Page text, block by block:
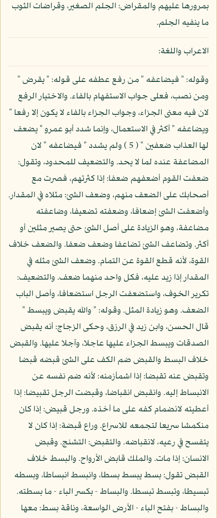
بمرورها عليهم والمقراض: الجلم الصغير، وقراضات الثوب
ما ينفيه الجلم.
الاعراب واللغة:
وقوله: " فيضاعفه " من رفع عطفه على قوله: " يقرض "
ومن نصب، فعلى جواب الاستفهام بالفاء. والاختيار الرفع
لان فيه معنى الجزاء، وجواب الجزاء بالفاء لا يكون إلا رفعا "
ويضاعفه " أكثر في الاستعمال، وإنما شدد أبو عمرو " يضعف
لها العذاب ضعفين " ( 5 ) ولم يشدد " فيضاعفه " لان
المضاعفة عنده لما لا يحد. والتضعيف للمحدود، وتقول:
ضعفت القوم أضعفهم ضعفا: إذا كثرتهم، فصرت مع
أصحابك على الضعف منهم، وضعف الشئ: مثلاه في المقدار.
وأضعفت الشئ إضعافا، وضعفته تضعيفا، وضاعفته
مضاعفة، وهو الزيادة على أصل الشئ حتى يصير مثلين أو
أكثر. وتضاعف الشئ تضاعفا وضعف ضعفا. والضعف خلاف
القوة، لأنه قطع القوة عن التمام. وضعف الشئ مثله في
المقدار إذا زيد عليه، فكل واحد منهما ضعف. والتضعيف:
تكرير الخوف، واستضعفت الرجل استضعافا، وأصل الباب
الضعف. وهو زيادة المثل. وقوله: " والله يقبض ويبسط "
قال الحسن، وابن زيد في الرزق، وحكى الزجاج: أنه يقبض
الصدقات ويبسط الجزاء عليها عاجلا، وآجلا عليها. والقبض
خلاف البسط والقبض ضم الكف على الشئ قبضه قبضا
وتقبض عنه تقبضا: إذا اشمأزمنه: لأنه ضم نفسه عن
الانبساط إليه. وانقبض انقباضا، وقبضت الرجل تقبيضا: إذا
أعطيته لانضمام كفه على ما أخذه. ورجل قبيض: إذا كان
منكمشا سريعا لتجمعه للاسراع. وراع قبضة: إذا كان لا
يتفسح في رعيه، لانقباضه. والتقبض: التشنج. وقبض
الانسان: إذا مات. والملك قابض الأرواح. والبسط خلاف
القبض تقول: بسط يبسط بسطا، وانبسط انبساطا، وبسطه
تبسيطا، وتبسط تبسطا. والبساط - بكسر الباء - ما بسطته.
والبساط - بفتح الباء - الأرض الواسعة، وناقة بسط: معها